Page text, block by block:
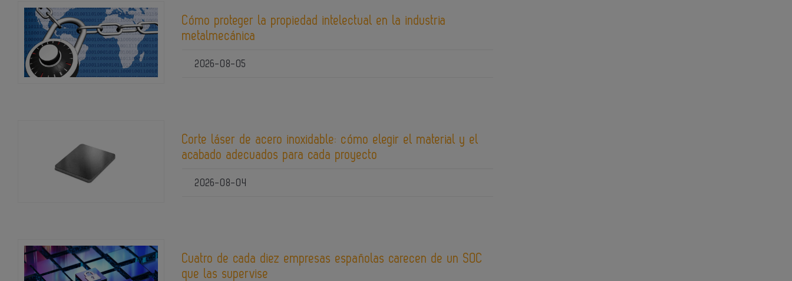
Cómo proteger la propiedad intelectual en la industria
metalmecánica
2026-08-05
Corte láser de acero inoxidable: cómo elegir el material y el
acabado adecuados para cada proyecto
2026-08-04
Cuatro de cada diez empresas españolas carecen de un SOC
que las supervise